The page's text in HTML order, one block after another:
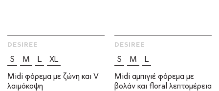
S M L
XL
Midi φόρεμα με ζώνη και V
λαιμόκοψη
DESIREE
S M
L
Midi αμπιγιέ φόρεμα με
βολάν και floral λεπτομέρεια
DESIREE